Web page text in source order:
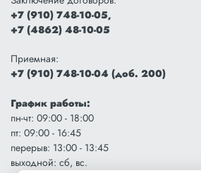
+7 (910) 748-10-05,
+7 (4862) 48-10-05
Приемная:
+7 (910) 748-10-04 (доб. 200)
График работы:
пн-чт: 09:00 - 18:00
пт: 09:00 - 16:45
перерыв: 13:00 - 13:45
выходной: сб, вс.